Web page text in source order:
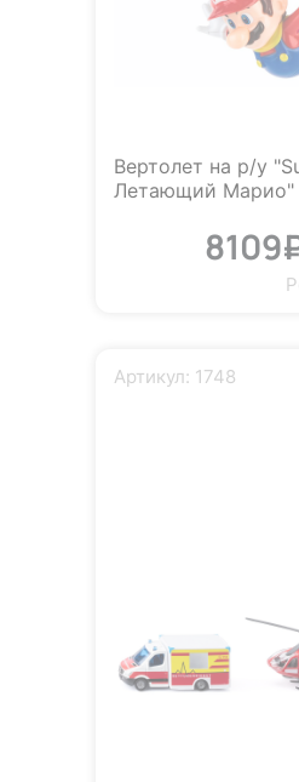
Вертолет на р/у
Летающий Марио"
Артикул: 1748